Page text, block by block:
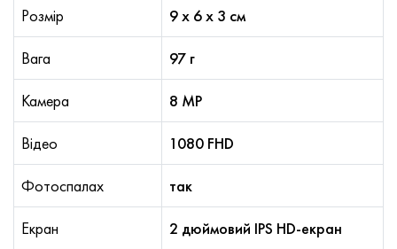
Розмір 9 х 6 х 3 см
Вага 97 г
Камера 8 MP
Відео 1080 FHD
Фотоспалах так
Екран 2 дюймовий IPS HD-екран